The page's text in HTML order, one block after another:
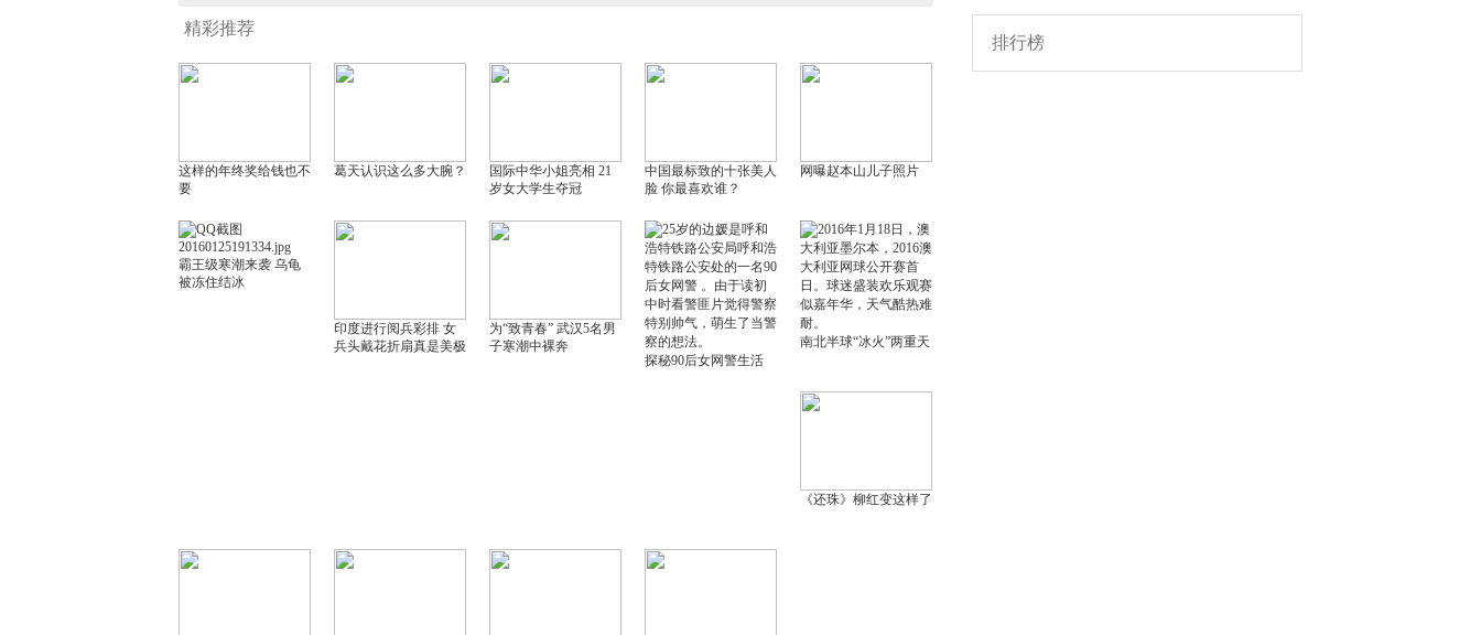
精彩推荐
这样的年终奖给钱也不
要
葛天认识这么多大腕？
国际中华小姐亮相 21
岁女大学生夺冠
中国最标致的十张美人
脸 你最喜欢谁？
网曝赵本山儿子照片
霸王级寒潮来袭 乌龟
被冻住结冰
印度进行阅兵彩排 女
兵头戴花折扇真是美极
为“致青春” 武汉5名男
子寒潮中裸奔
探秘90后女网警生活
南北半球“冰火”两重天
《还珠》柳红变这样了
排行榜